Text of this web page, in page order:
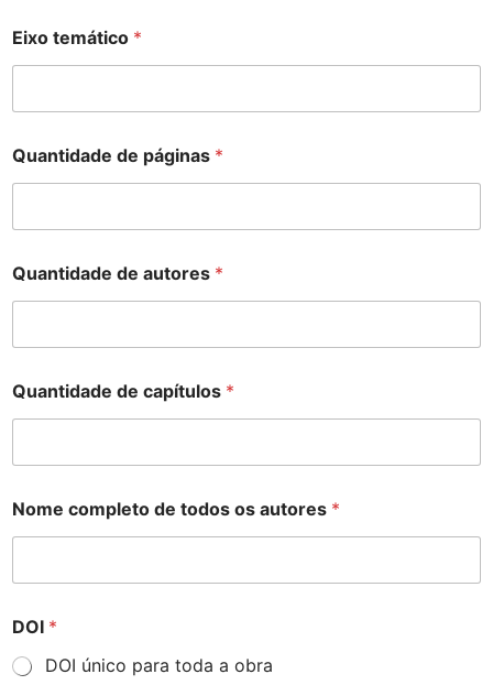
Eixo temático *
Quantidade de páginas *
Quantidade de autores *
Quantidade de capítulos *
Nome completo de todos os autores *
DOI *
DOI único para toda a obra